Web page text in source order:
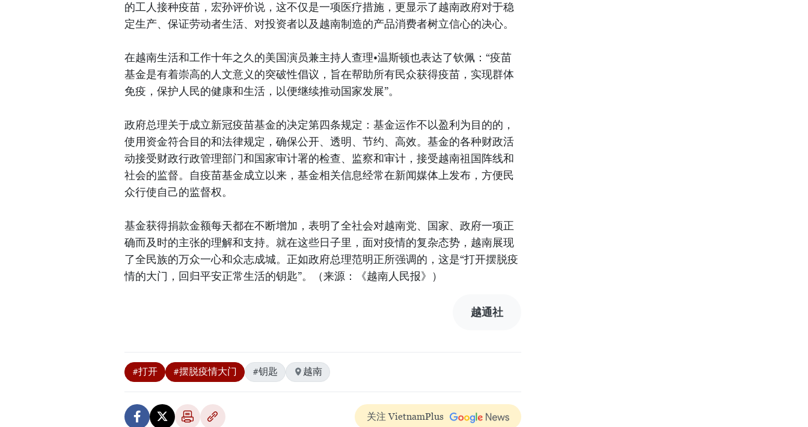
的工人接种疫苗，宏孙评价说，这不仅是一项医疗措施，更显示了越南政府对于稳
定生产、保证劳动者生活、对投资者以及越南制造的产品消费者树立信心的决心。
在越南生活和工作十年之久的美国演员兼主持人查理•温斯顿也表达了钦佩：“疫苗
基金是有着崇高的人文意义的突破性倡议，旨在帮助所有民众获得疫苗，实现群体
免疫，保护人民的健康和生活，以便继续推动国家发展”。
政府总理关于成立新冠疫苗基金的决定第四条规定：基金运作不以盈利为目的的，
使用资金符合目的和法律规定，确保公开、透明、节约、高效。基金的各种财政活
动接受财政行政管理部门和国家审计署的检查、监察和审计，接受越南祖国阵线和
社会的监督。自疫苗基金成立以来，基金相关信息经常在新闻媒体上发布，方便民
众行使自己的监督权。
基金获得捐款金额每天都在不断增加，表明了全社会对越南党、国家、政府一项正
确而及时的主张的理解和支持。就在这些日子里，面对疫情的复杂态势，越南展现
了全民族的万众一心和众志成城。正如政府总理范明正所强调的，这是“打开摆脱疫
情的大门，回归平安正常生活的钥匙”。（来源：《越南人民报》）
越通社
#打开 #摆脱疫情大门 #钥匙 越南
关注 VietnamPlus